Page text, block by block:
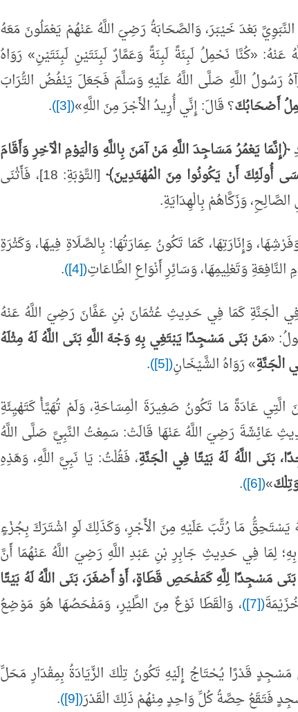
بَعْدَ خَيْبَرَ، وَالصَّحَابَةُ رَضِيَ اللَّهُ عَنْهُمْ يَعْمَلُونَ مَعَهُ
عَنْهُ: «كُنَّا نَحْمِلُ لَبِنَةً لَبِنَةً وَعَمَّارٌ لَبِنَتَيْنِ لَبِنَتَيْنِ» رَوَاهُ
رَسُولُ اللَّهِ صَلَّى اللَّهُ عَلَيْهِ وَسَلَّمَ فَجَعَلَ يَنْفُضُ التُّرَابَ
أَصْحَابُكَ؟ قَالَ: إِنِّي أُرِيدُ الْأَجْرَ مِنَ اللَّهِ»
([3])
.
﴿إِنَّمَا يَعْمُرُ مَسَاجِدَ اللَّهِ مَنْ آمَنَ بِاللَّهِ وَالْيَوْمِ الْآخِرِ وَأَقَامَ
أُولَئِكَ أَنْ يَكُونُوا مِنَ الْمُهْتَدِينَ﴾
[التَّوْبَةِ: 18]، فَأَثْنَى
وَزَكَّاهُمْ بِالْهِدَايَةِ.
وَإِنَارَتِهَا، كَمَا تَكُونُ عِمَارَتُهَا: بِالصَّلَاةِ فِيهَا، وَكَثْرَةِ
وَتَعْلِيمِهَا، وَسَائِرِ أَنْوَاعِ الطَّاعَاتِ([4])
.
الْجَنَّةِ كَمَا فِي حَدِيثِ عُثْمَانَ بْنِ عَفَّانَ رَضِيَ اللَّهُ عَنْهُ
«مَنْ بَنَى مَسْجِدًا يَبْتَغِي بِهِ وَجْهَ اللَّهِ بَنَى اللَّهُ لَهُ مِثْلَهُ
الْجَنَّةِ»رَوَاهُ الشَّيْخَانِ([5])
.
عَادَةً مَا تَكُونُ صَغِيرَةَ الْمِسَاحَةِ، وَلَمْ تُهَيَّأْ كَتَهْيِئَةِ
عَائِشَةَ رَضِيَ اللَّهُ عَنْهَا قَالَتْ: سَمِعْتُ النَّبِيَّ صَلَّى اللَّهُ
بَنَى اللَّهُ لَهُ بَيْتًا فِي الْجَنَّةِ، فَقُلْتُ: يَا نَبِيَّ اللَّهِ، وَهَذِهِ
»
([6])
.
مَا رُتِّبَ عَلَيْهِ مِنَ الْأَجْرِ، وَكَذَلِكَ لَوِ اشْتَرَكَ بِجُزْءٍ
لِمَا فِي حَدِيثِ جَابِرِ بْنِ عَبْدِ اللَّهِ رَضِيَ اللَّهُ عَنْهُمَا أَنَّ
مَسْجِدًا لِلَّهِ كَمَفْحَصِ قَطَاةٍ، أَوْ أَصْغَرَ، بَنَى اللَّهُ لَهُ بَيْتًا
([7])
، وَالْقَطَا نَوْعٌ مِنَ الطَّيْرِ، وَمَفْحَصُهَا هُوَ مَوْضِعُ
قَدْرًا يُحْتَاجُ إِلَيْهِ تَكُونُ تِلْكَ الزِّيَادَةُ بِمِقْدَارِ مَحَلِّ
فَتَقَعُ حِصَّةُ كُلِّ وَاحِدٍ مِنْهُمْ ذَلِكَ الْقَدْرَ([9])
.